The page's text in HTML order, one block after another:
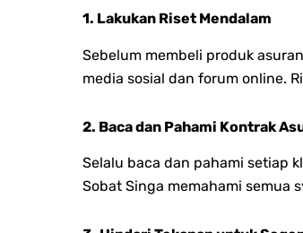
1. Lakukan Riset Mendalam
Sebelum membeli produk
media sosial dan forum online.
2. Baca dan Pahami Kontrak
Selalu baca dan pahami setiap
Sobat Singa memahami semua